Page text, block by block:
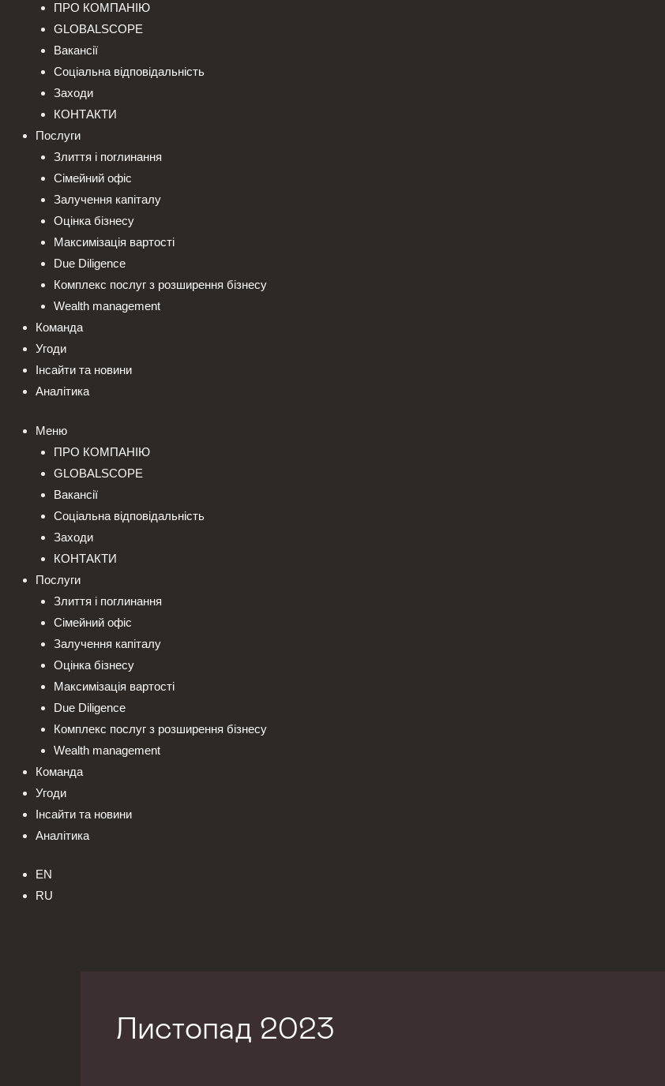
ПРО КОМПАНІЮ
GLOBALSCOPE
Вакансії
Соціальна відповідальність
Заходи
КОНТАКТИ
Послуги
Злиття і поглинання
Сімейний офіс
Залучення капіталу
Оцінка бізнесу
Максимізація вартості
Due Diligence
Комплекс послуг з розширення бізнесу
Wealth management
Команда
Угоди
Інсайти та новини
Аналітика
Меню
ПРО КОМПАНІЮ
GLOBALSCOPE
Вакансії
Соціальна відповідальність
Заходи
КОНТАКТИ
Послуги
Злиття і поглинання
Сімейний офіс
Залучення капіталу
Оцінка бізнесу
Максимізація вартості
Due Diligence
Комплекс послуг з розширення бізнесу
Wealth management
Команда
Угоди
Інсайти та новини
Аналітика
EN
RU
Листопад 2023